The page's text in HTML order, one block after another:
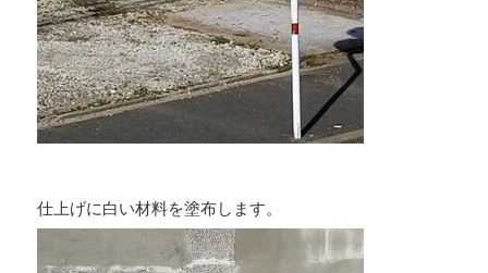
仕上げに白い材料を塗布します。